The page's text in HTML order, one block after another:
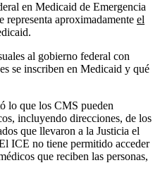
en Medicaid de Emergencia
aproximadamente el
al gobierno federal con
se inscriben en Medicaid y qué
lo que los CMS pueden
incluyendo direcciones, de los
que llevaron a la Justicia el
ICE no tiene permitido acceder
que reciben las personas,